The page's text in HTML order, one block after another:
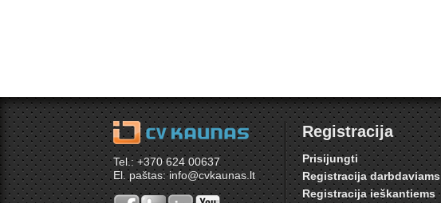
Tel.: +370 624 00637
El. paštas: info@cvkaunas.lt
Registracija
Prisijungti
Registracija darbdaviams
Registracija ieškantiems